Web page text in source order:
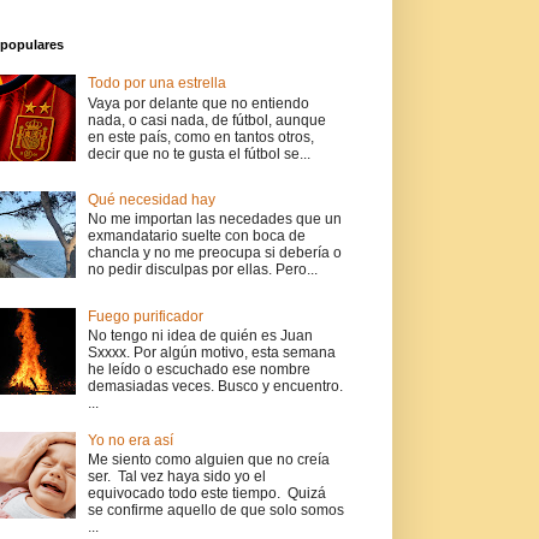
Todo por una estrella
Vaya por delante que no entiendo
nada, o casi nada, de fútbol, aunque
en este país, como en tantos otros,
decir que no te gusta el fútbol se...
Qué necesidad hay
No me importan las necedades que un
exmandatario suelte con boca de
chancla y no me preocupa si debería o
no pedir disculpas por ellas. Pero...
Fuego purificador
No tengo ni idea de quién es Juan
Sxxxx. Por algún motivo, esta semana
he leído o escuchado ese nombre
demasiadas veces. Busco y encuentro.
...
Yo no era así
Me siento como alguien que no creía
ser. Tal vez haya sido yo el
equivocado todo este tiempo. Quizá
se confirme aquello de que solo somos
...